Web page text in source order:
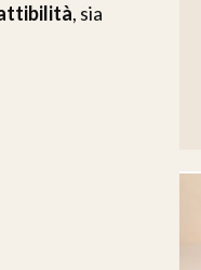
, sia